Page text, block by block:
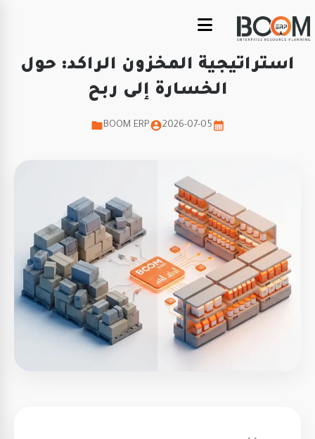
استراتيجية المخزون الراكد: حول
الخسارة إلى ربح
2026-07-05
BOOM ERP